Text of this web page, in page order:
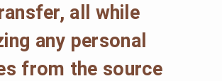
all while
any personal
from the source